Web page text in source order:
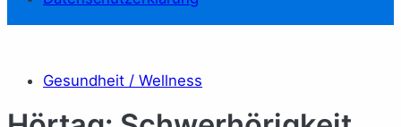
Gesundheit / Wellness